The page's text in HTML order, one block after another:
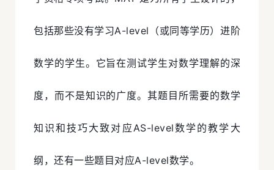
包括那些没有学习A-level（或同等学历）进阶
数学的学生。它旨在测试学生对数学理解的深
度，而不是知识的广度。其题目所需要的数学
知识和技巧大致对应AS-level数学的教学大
纲，还有一些题目对应A-level数学。